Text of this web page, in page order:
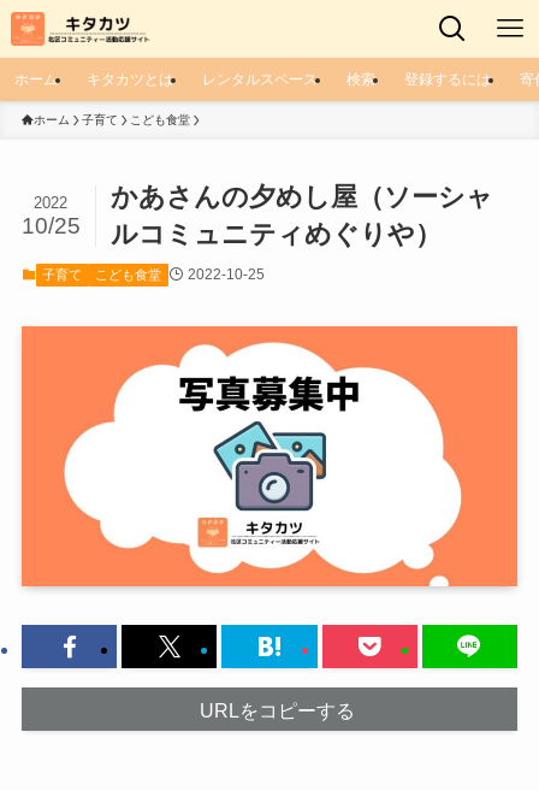
ホーム キタカツとは レンタルスペース 検索 登録するには 寄
ホーム 子育て こども食堂
かあさんの夕めし屋（ソーシャ
ルコミュニティめぐりや）
2022
10/25
子育て こども食堂 2022-10-25
URLをコピーする